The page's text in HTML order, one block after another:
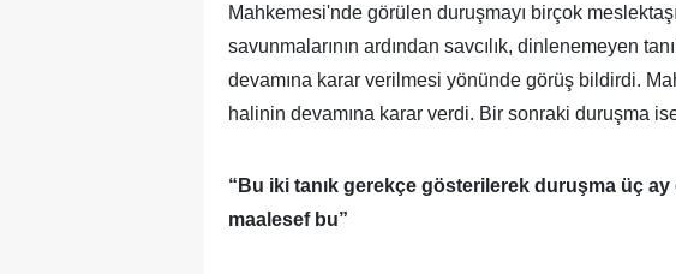
Mahkemesi'nde görülen duruşmayı birçok
savunmalarının ardından savcılık, dinlenemeyen
devamına karar verilmesi yönünde görüş bildirdi.
halinin devamına karar verdi. Bir sonraki duruşma
“Bu iki tanık gerekçe gösterilerek duruşma üç ay
maalesef bu”